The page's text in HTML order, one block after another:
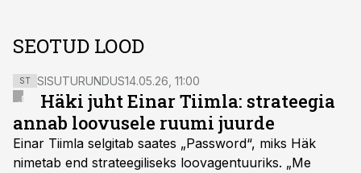
SEOTUD LOOD
ST SISUTURUNDUS14.05.26, 11:00
Häki juht Einar Tiimla: strateegia
annab loovusele ruumi juurde
Einar Tiimla selgitab saates „Password“, miks Häk
nimetab end strateegiliseks loovagentuuriks. „Me